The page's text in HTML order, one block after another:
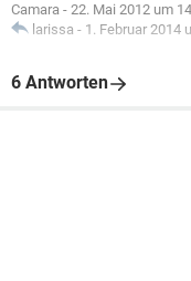
Camara - 22. Mai 2012 um
larissa - 1. Februar 2014
6 Antworten